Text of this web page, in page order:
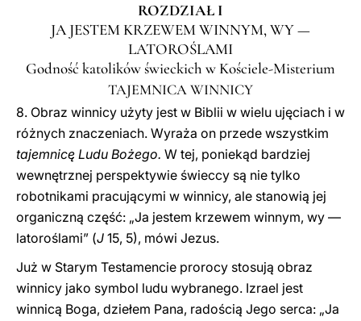
ROZDZIAŁ I
JA JESTEM KRZEWEM WINNYM, WY —
LATOROŚLAMI
Godność katolików świeckich w Kościele-Misterium
TAJEMNICA WINNICY
8. Obraz winnicy użyty jest w Biblii w wielu ujęciach i w
różnych znaczeniach. Wyraża on przede wszystkim
tajemnicę Ludu Bożego. W tej, poniekąd bardziej
wewnętrznej perspektywie świeccy są nie tylko
robotnikami pracującymi w winnicy, ale stanowią jej
organiczną część: „Ja jestem krzewem winnym, wy —
latoroślami” (J 15, 5), mówi Jezus.
Już w Starym Testamencie prorocy stosują obraz
winnicy jako symbol ludu wybranego. Izrael jest
winnicą Boga, dziełem Pana, radością Jego serca: „Ja